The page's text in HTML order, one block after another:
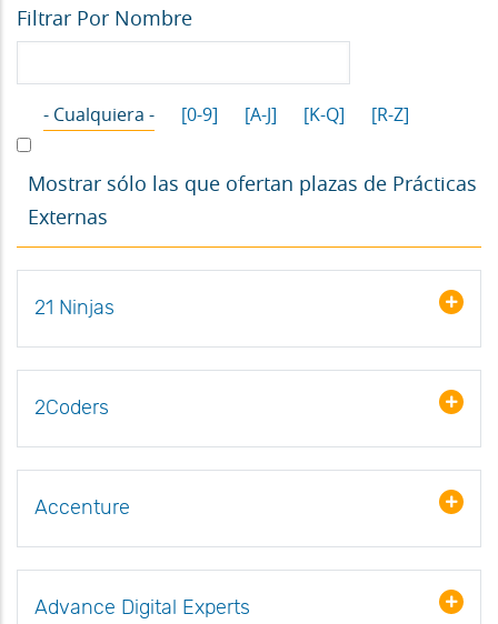
Filtrar Por Nombre
- Cualquiera - [0-9] [A-J] [K-Q] [R-Z]
Mostrar sólo las que ofertan plazas de Prácticas
Externas
21 Ninjas
2Coders
Accenture
Advance Digital Experts